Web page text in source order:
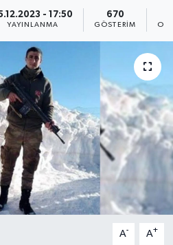
- 17:50
YAYINLANMA
670
GÖSTERIM
A- A+